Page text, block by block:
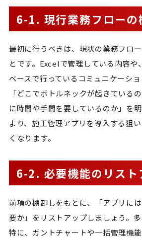
6-1. 現行業務フローの
最初に行うべきは、現状の業務フロ
とです。Excelで管理している内容や
ベースで行っているコミュニケーショ
「どこでボトルネックが起きている
に時間や手間を要しているのか」を
より、施工管理アプリを導入する狙
くなります。
6-2. 必要機能のリスト
前項の棚卸しをもとに、「アプリに
要か」をリストアップしましょう。
特に、ガントチャートや一括管理機